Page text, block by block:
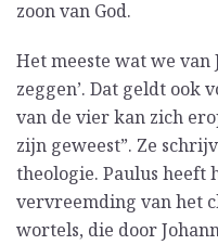
zoon van God.
Het meeste wat we van
zeggen’. Dat geldt ook
van de vier kan zich
zijn geweest”. Ze
theologie. Paulus heeft
vervreemding van het
wortels, die door